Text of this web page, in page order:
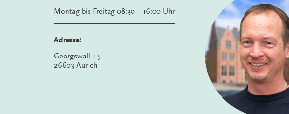
Montag bis Freitag 08:30 – 16:00 Uhr
Adresse:
Georgswall 1-5
26603 Aurich